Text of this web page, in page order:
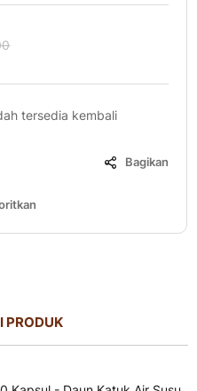
Bagikan
tersedia kembali
PRODUK